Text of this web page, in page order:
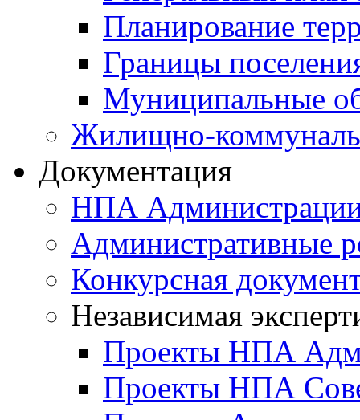
Планирование
Границы
Муниципальные
Жилищно-
Документация
НПА
Административные
Конкурсная
Независимая
Проекты НПА
Проекты НПА